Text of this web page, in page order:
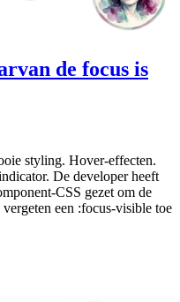
de focus is
styling. Hover-effecten.
De developer heeft
CSS gezet om de
een :focus-visible toe